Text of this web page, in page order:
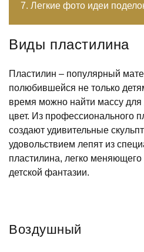
Легкие фото идеи
Виды пластилина
Пластилин – популярный
полюбившейся не только
время можно найти массу для
цвет. Из профессионального
создают удивительные
удовольствием лепят из
пластилина, легко
детской фантазии.
Воздушный